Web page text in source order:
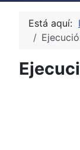
Está aquí: